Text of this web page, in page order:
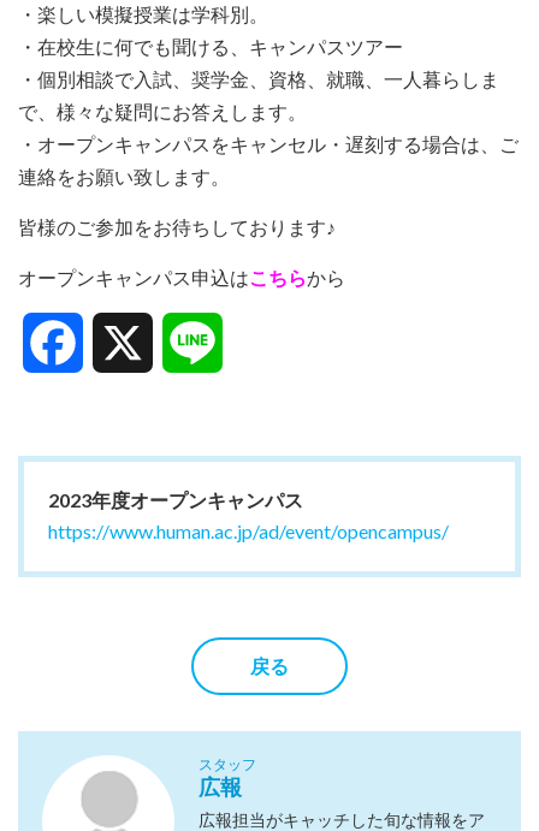
・楽しい模擬授業は学科別。
・在校生に何でも聞ける、キャンパスツアー
・個別相談で入試、奨学金、資格、就職、一人暮らしま
で、様々な疑問にお答えします。
・オープンキャンパスをキャンセル・遅刻する場合は、ご
連絡をお願い致します。
皆様のご参加をお待ちしております♪
オープンキャンパス申込はこちらから
Facebook
2023年度オープンキャンパス
https://www.human.ac.jp/ad/event/opencampus/
戻る
スタッフ
広報
広報担当がキャッチした旬な情報をア